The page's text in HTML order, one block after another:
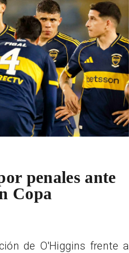
penales ante
Copa
de O'Higgins frente a